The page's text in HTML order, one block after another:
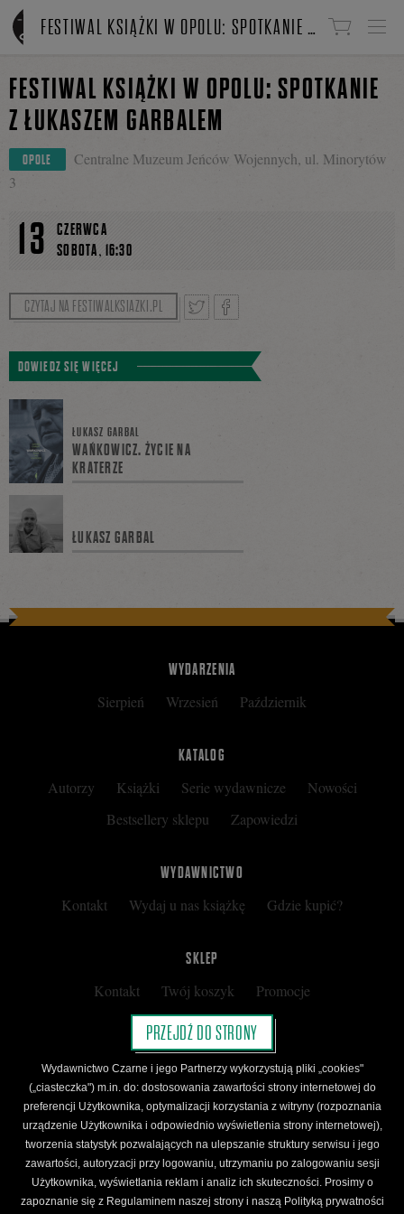
Linki do przejścia
FESTIWAL KSIĄŻKI W OPOLU: SPOTKANIE Z ŁUKASZEM GARBALEM
FESTIWAL KSIĄŻKI W OPOLU: SPOTKANIE
Z ŁUKASZEM GARBALEM
OPOLE
Centralne Muzeum Jeńców Wojennych, ul. Minorytów
3
13
CZERWCA
SOBOTA, 16:30
CZYTAJ NA FESTIWALKSIAZKI.PL
TweetnijPodziel
DOWIEDZ SIĘ WIĘCEJ
ŁUKASZ GARBAL
WAŃKOWICZ. ŻYCIE NA
KRATERZE
ŁUKASZ GARBAL
WYDARZENIA
Sierpień Wrzesień Październik
KATALOG
Autorzy Książki Serie wydawnicze
Nowości
Bestsellery sklepu
Zapowiedzi
WYDAWNICTWO
Kontakt Wydaj u nas książkę Gdzie kupić?
SKLEP
Kontakt Twój koszyk
Promocje
Kup kartę podarunkową
Nota prawna
Regulamin
Polityka prywatności
Regulamin Klubu Czarnego
Regulamin Karty Podarunkowej
ŚLEDŹ CZARNE
Facebook YouTube Instagram Newsletter
PRZEJDŹ DO STRONY
Wydawnictwo Czarne i jego Partnerzy wykorzystują pliki „cookies"
(„ciasteczka") m.in. do: dostosowania zawartości strony internetowej do
preferencji Użytkownika, optymalizacji korzystania z witryny (rozpoznania
urządzenie Użytkownika i odpowiednio wyświetlenia strony internetowej),
tworzenia statystyk pozwalających na ulepszanie struktury serwisu i jego
zawartości, autoryzacji przy logowaniu, utrzymaniu po zalogowaniu sesji
Użytkownika, wyświetlania reklam i analiz ich skuteczności. Prosimy o
zapoznanie się z Regulaminem naszej strony i naszą Polityką prywatności